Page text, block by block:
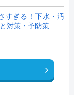
すぎる！下水・汚
対策・予防策